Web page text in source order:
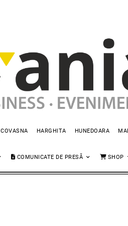
COVASNA HARGHITA HUNEDOARA
COMUNICATE DE PRESĂ SHOP